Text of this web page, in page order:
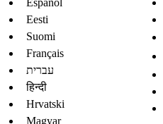
Eesti
Suomi
Français
עברית
हिन्दी
Hrvatski
Magyar